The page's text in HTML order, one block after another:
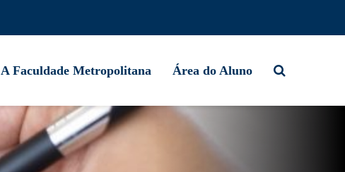
A Faculdade Metropolitana Área do Aluno